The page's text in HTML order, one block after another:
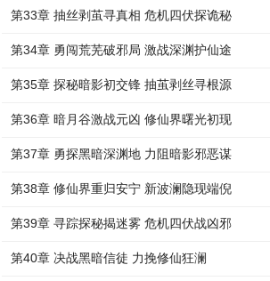
第33章 抽丝剥茧寻真相 危机四伏探诡秘
第34章 勇闯荒芜破邪局 激战深渊护仙途
第35章 探秘暗影初交锋 抽茧剥丝寻根源
第36章 暗月谷激战元凶 修仙界曙光初现
第37章 勇探黑暗深渊地 力阻暗影邪恶谋
第38章 修仙界重归安宁 新波澜隐现端倪
第39章 寻踪探秘揭迷雾 危机四伏战凶邪
第40章 决战黑暗信徒 力挽修仙狂澜